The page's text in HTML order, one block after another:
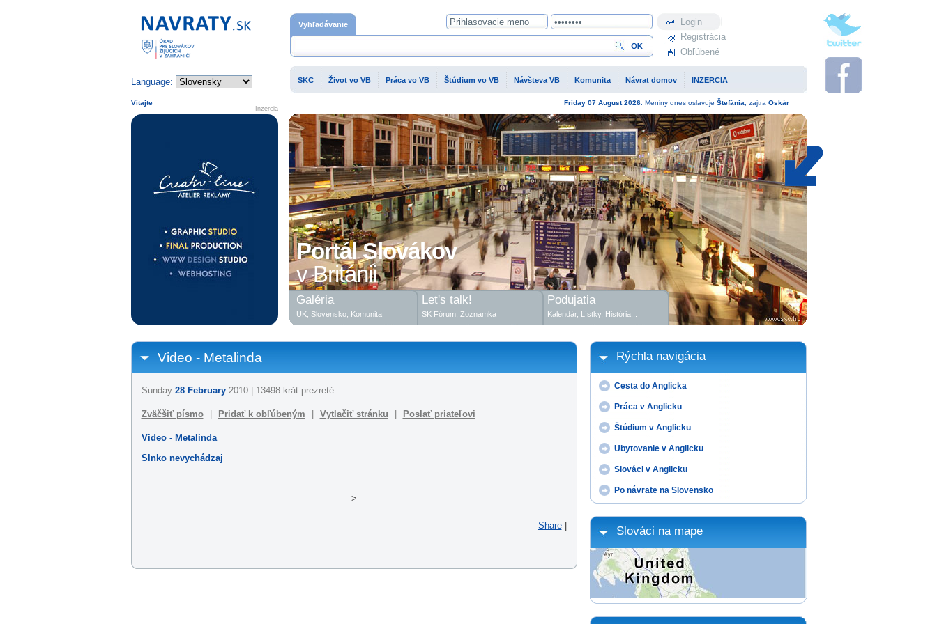
Portál Slovákov
v Británii
Video - Metalinda
Sunday 28 February2010 | 13498 krát prezreté
Zväčšiť písmo Pridať k obľúbeným Vytlačiť stránku Poslať priateľovi
Video - Metalinda
Slnko nevychádzaj
>
Share
Rýchla navigácia
Cesta do Anglicka
Práca v Anglicku
Štúdium v Anglicku
Ubytovanie v Anglicku
Slováci v Anglicku
Po návrate na Slovensko
Slováci na mape
Domovská stránka
Language:
Vyhľadávanie
SKC Život vo VB Práca vo VB Štúdium vo VB Návšteva VB Komunita Návrat domov INZERCIA
Profil
Registrácia
Obľúbené
Inzercia
Vitajte Friday 07 August2026. Meniny dnes oslavuje Štefánia , zajtra Oskár
Galéria
UK, Slovensko, Komunita
Let's talk!
SK Fórum, Zoznamka
Podujatia
Kalendár, Lístky, História